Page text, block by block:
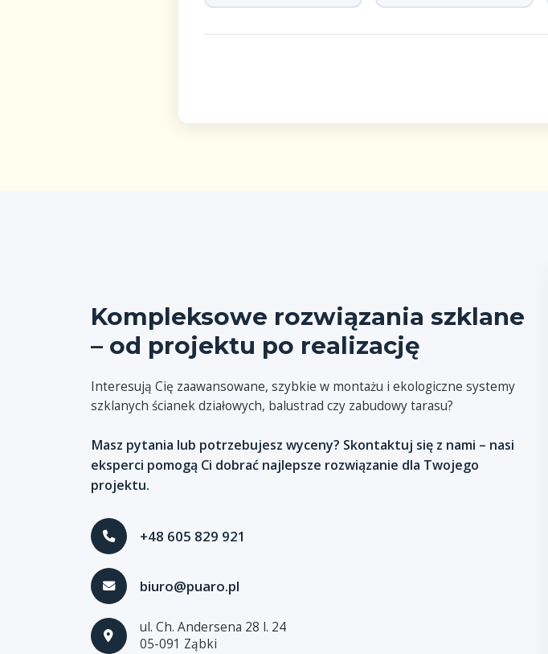
Kompleksowe rozwiązania szklane
– od projektu po realizację
Interesują Cię zaawansowane, szybkie w montażu i ekologiczne systemy
szklanych ścianek działowych, balustrad czy zabudowy tarasu?
Masz pytania lub potrzebujesz wyceny? Skontaktuj się z nami – nasi
eksperci pomogą Ci dobrać najlepsze rozwiązanie dla Twojego
projektu.
+48 605 829 921
biuro@puaro.pl
ul. Ch. Andersena 28 l. 24
05-091 Ząbki